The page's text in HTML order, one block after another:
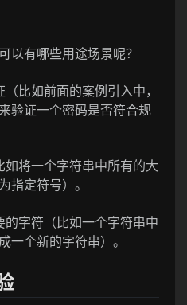
以有哪些用途场景呢？
比如前面的案例引入中，
验证一个密码是否符合规
如将一个字符串中所有的大
指定符号）。
的字符（比如一个字符串中
一个新的字符串）。